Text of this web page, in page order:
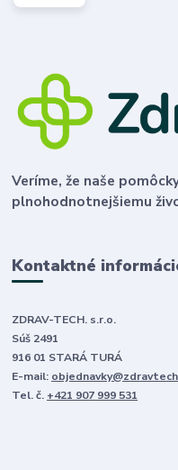
Veríme, že naše
plnohodnotnejšiemu
Kontaktné
ZDRAV-TECH. s.r.o.
Súš 2491
916 01 STARÁ TURÁ
E-mail:
Tel. č. +421 907 999 531